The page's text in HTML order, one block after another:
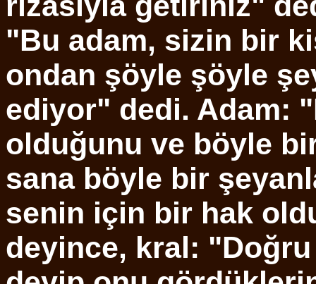
"Bu adam, sizin bir
ondan şöyle şöyle
ediyor" dedi. Adam:
olduğunu ve böyle
sana böyle bir
senin için bir hak
deyince, kral: